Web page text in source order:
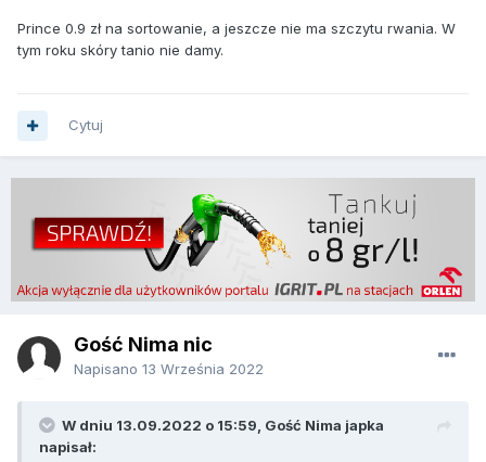
Prince 0.9 zł na sortowanie, a jeszcze nie ma szczytu rwania. W
tym roku skóry tanio nie damy.
Cytuj
Gość Nima nic
Napisano 13 Września 2022
W dniu 13.09.2022 o 15:59, Gość Nima japka
napisał: